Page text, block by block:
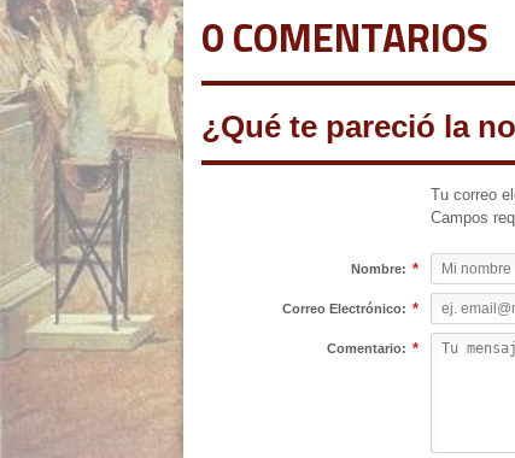
0 COMENTARIOS
¿Qué te pareció la
Tu correo
Campos
Nombre: *
Correo Electrónico: *
Comentario: *